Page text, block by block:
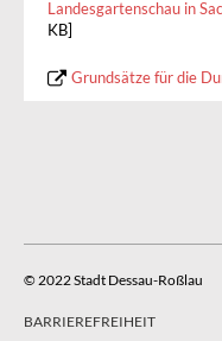
Landesgartenschau in
KB]
Grundsätze für die
© 2022 Stadt Dessau-Roßlau
BARRIEREFREIHEIT